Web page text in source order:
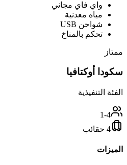
واي فاي مجاني
مياه معدنية
شواحن USB
تحكم بالمناخ
ممتاز
سكودا أوكتافيا
الفئة التنفيذية
1-4
4 حقائب
الميزات